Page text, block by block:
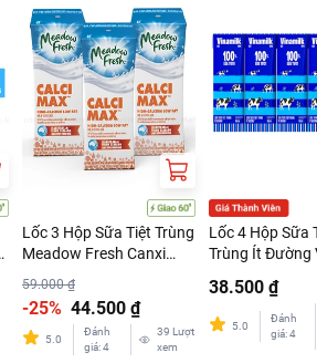
Lốc 3 Hộp Sữa Tiệt Trùng
Meadow Fresh Canxi
59.000 ₫
-25% 44.500 ₫
5.0
Đánh
giá:4
39 Lượt
xem
Lốc 4 Hộp Sữa
Trùng Ít Đường
38.500 ₫
5.0
Đánh
giá:4